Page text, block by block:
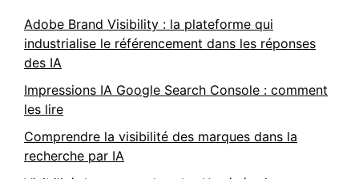
Adobe Brand Visibility : la plateforme qui
industrialise le référencement dans les réponses
des IA
Impressions IA Google Search Console : comment
les lire
Comprendre la visibilité des marques dans la
recherche par IA